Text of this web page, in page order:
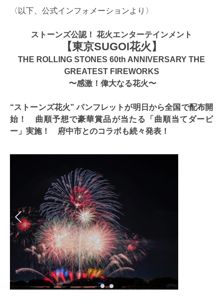
〈以下、公式インフォメーションより〉
ストーンズ公認！ 花火エンターテインメント
【東京SUGOI花火】
THE ROLLING STONES 60th ANNIVERSARY THE
GREATEST FIREWORKS
〜感激！偉大なる花火〜
“ストーンズ花火” パンフレットが明日から全国で配布開
始！ 曲順予想で豪華賞品が当たる「曲順当てダービ
ー」実施！ 府中市とのコラボも続々発表！